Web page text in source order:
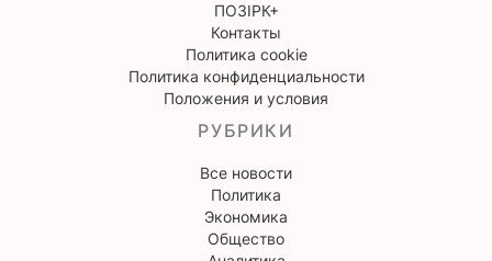
ПОЗІРК+
Контакты
Политика cookie
Политика конфиденциальности
Положения и условия
РУБРИКИ
Все новости
Политика
Экономика
Общество